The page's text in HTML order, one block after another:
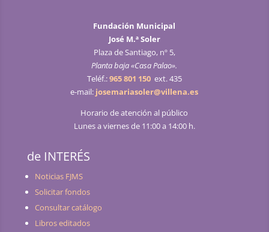
Fundación Municipal
José M.ª Soler
Plaza de Santiago, nº 5,
Planta baja «Casa Palao».
Teléf.:965 801 150ext. 435
e-mail: josemariasoler@villena.es
Horario de atención al público
Lunes a viernes de 11:00 a 14:00 h.
de INTERÉS
Noticias FJMS
Solicitar fondos
Consultar catálogo
Libros editados